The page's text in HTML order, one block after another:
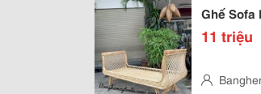
Ghế Sofa
11 triệu